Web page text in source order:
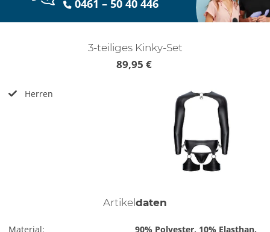
0461 – 50 40 446
3-teiliges Kinky-Set
89,95 €
Herren
Artikel daten
Material:
90% Polyester, 10% Elasthan.